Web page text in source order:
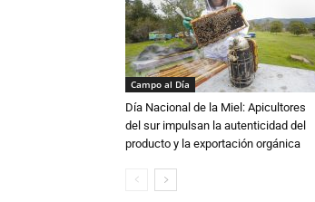
Campo al Día
Día Nacional de la Miel: Apicultores
del sur impulsan la autenticidad del
producto y la exportación orgánica